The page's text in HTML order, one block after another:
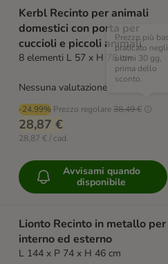
Kerbl Recinto per animali
domestici con porta per
cuccioli e piccoli animali
8 elementi L 57 x H 78 cm
-24.99% Prezzo regolare38,49 €
Prezzo più
praticato negli
ultimi 30 gg,
prima dello
sconto.
28,87 €
28,87 € / cad.
Nessuna valutazione
Avvisami quando
disponibile
Lionto Recinto in metallo per
interno ed esterno
L 144 x P 74 x H 46 cm